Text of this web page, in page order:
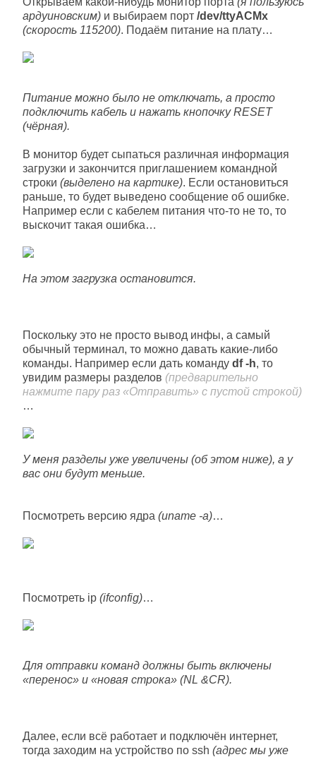
ардуиновским) и выбираем порт /dev/ttyACMx
(скорость 115200). Подаём питание на плату…
Питание можно было не отключать, а просто
подключить кабель и нажать кнопочку RESET
(чёрная).
В монитор будет сыпаться различная информация
загрузки и закончится приглашением командной
строки (выделено на картике). Если остановиться
раньше, то будет выведено сообщение об ошибке.
Например если с кабелем питания что-то не то, то
выскочит такая ошибка…
На этом загрузка остановится.
Поскольку это не просто вывод инфы, а самый
обычный терминал, то можно давать какие-либо
команды. Например если дать команду df -h, то
увидим размеры разделов (предварительно
нажмите пару раз «Отправить» с пустой строкой)
…
У меня разделы уже увеличены (об этом ниже), а у
вас они будут меньше.
Посмотреть версию ядра (uname -a)…
Посмотреть ip (ifconfig)…
Для отправки команд должны быть включены
«перенос» и «новая строка» (NL &CR).
Далее, если всё работает и подключён интернет,
тогда заходим на устройство по ssh (адрес мы уже